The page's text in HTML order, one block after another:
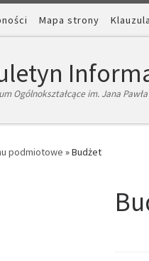
Mapa strony
Ogólnokształcące im. Jana
podmiotowe »Budżet